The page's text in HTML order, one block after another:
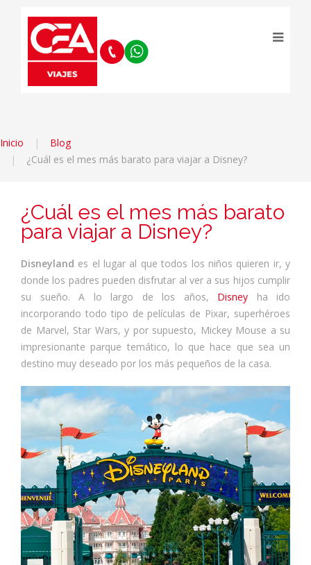
Inicio
Blog
¿Cuál es el mes más barato para viajar a Disney?
¿Cuál es el mes más barato
para viajar a Disney?
Disneyland es el lugar al que todos los niños quieren ir, y
donde los padres pueden disfrutar al ver a sus hijos cumplir
su sueño. A lo largo de los años, Disney ha ido
incorporando todo tipo de películas de Pixar, superhéroes
de Marvel, Star Wars, y por supuesto, Mickey Mouse a su
impresionante parque temático, lo que hace que sea un
destino muy deseado por los más pequeños de la casa.